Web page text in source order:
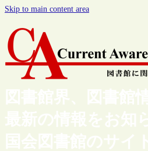
Skip to main content area
図書館界、図書館
最新の情報をお知
国会図書館のサイ